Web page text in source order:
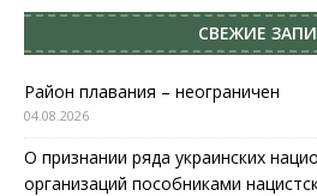
СВЕЖИЕ
Район плавания – неограничен
04.08.2026
О признании ряда украинских
организаций пособниками